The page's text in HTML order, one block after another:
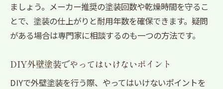
ましょう。メーカー推奨の塗装回数や乾燥時間を守るこ
とで、塗装の仕上がりと耐用年数を確保できます。疑問
がある場合は専門家に相談するのも一つの方法です。
DIY外壁塗装でやってはいけないポイント
DIYで外壁塗装を行う際、やってはいけないポイントを